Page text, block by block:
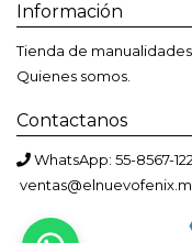
Información
Tienda de manualidades
Quienes somos.
Contactanos
WhatsApp: 55-8567-
Bienvenido